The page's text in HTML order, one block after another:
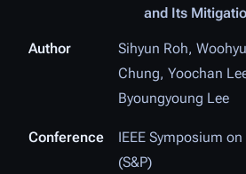
and Its
Author
Sihyun Roh,
Chung, Yoochan
Byoungyoung Lee
Conference
IEEE Symposium
(S&P)